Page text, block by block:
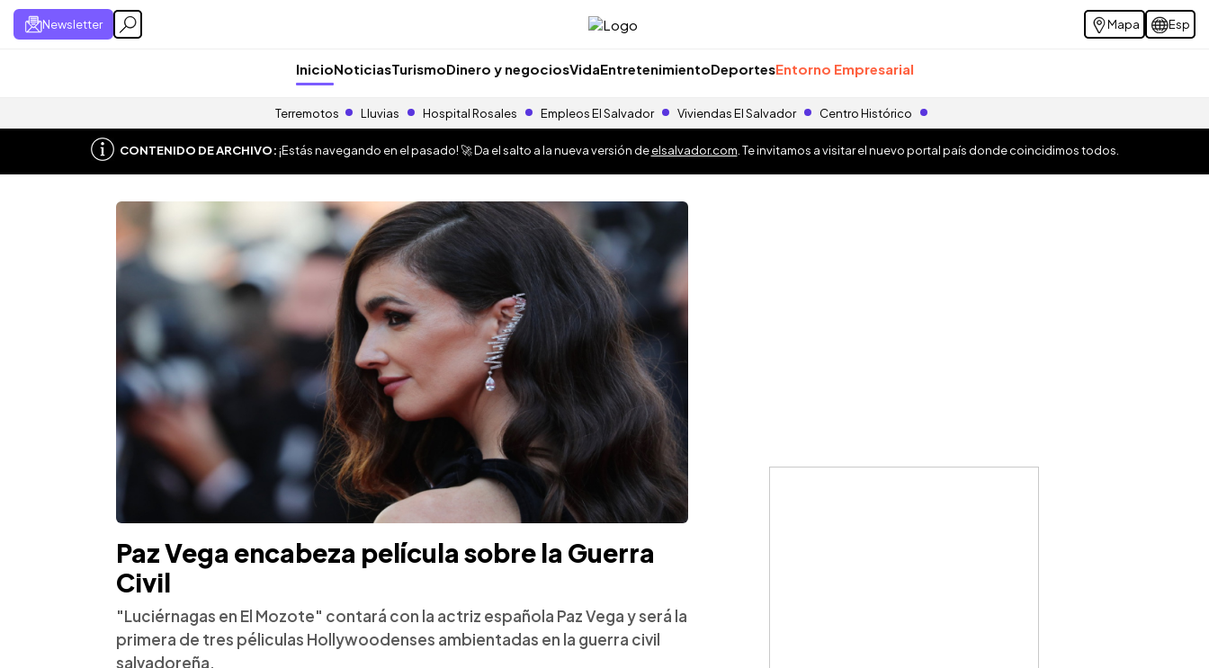
Newsletter Mapa Esp
InicioNoticiasTurismoDinero y negociosVidaEntretenimientoDeportesEntorno Empresarial
Terremotos Lluvias Hospital Rosales Empleos El Salvador Viviendas El Salvador Centro Histórico
CONTENIDO DE ARCHIVO:¡Estás navegando en el pasado! 🚀 Da el salto a la nueva versión deelsalvador.com . Te invitamos a visitar el nuevo portal país donde coincidimos todos.
Paz Vega encabeza película sobre la Guerra
Civil
"Luciérnagas en El Mozote" contará con la actriz española Paz Vega y será la
primera de tres péliculas Hollywoodenses ambientadas en la guerra civil
salvadoreña.